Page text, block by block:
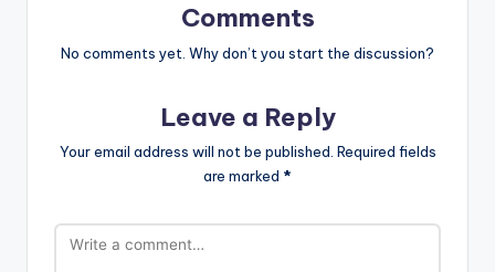
Comments
No comments yet. Why don’t you start the discussion?
Leave a Reply
Your email address will not be published. Required fields
are marked *